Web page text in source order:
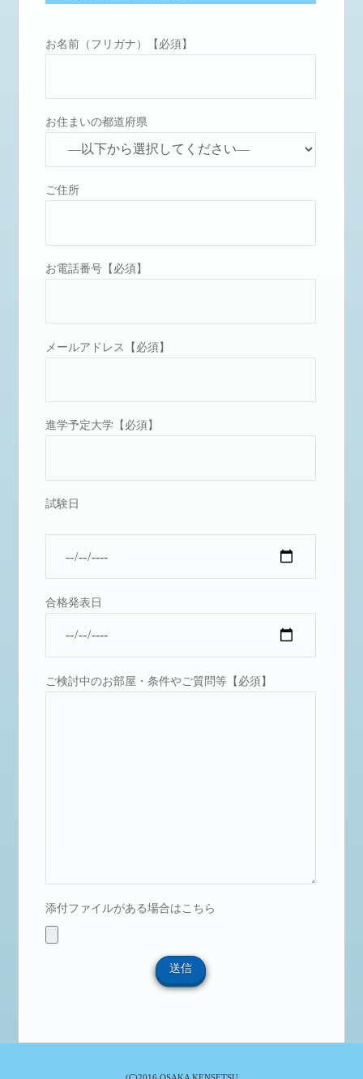
お名前（フリガナ）【必須】
お住まいの都道府県
ご住所
お電話番号【必須】
メールアドレス【必須】
進学予定大学【必須】
試験日
合格発表日
ご検討中のお部屋・条件やご質問等【必須】
添付ファイルがある場合はこちら